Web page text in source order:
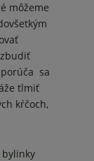
môžeme
sa
tlmiť
kŕčoch,